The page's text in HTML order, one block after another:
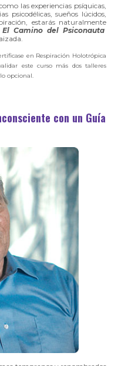
las experiencias psíquicas,
psicodélicas, sueños lúcidos,
estarás naturalmente
El Camino del Psiconauta
en Respiración Holotrópica
este curso más dos talleres
opcional.
con un Guía